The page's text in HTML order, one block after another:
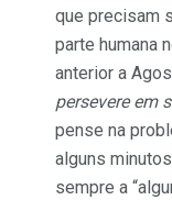
que precisam
parte humana
anterior a
persevere em
pense na
alguns
sempre a